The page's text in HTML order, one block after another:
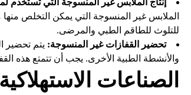
إنتاج الملابس غير المنسوجة التي تستخدم
الملابس غير المنسوجة التي يمكن التخلص منها
للتلوث للطاقم الطبي والمرضى.
تحضير القفازات غير المنسوجة: يتم تحضير
والأنشطة الطبية الأخرى. يجب أن تتمتع هذه
الصناعات